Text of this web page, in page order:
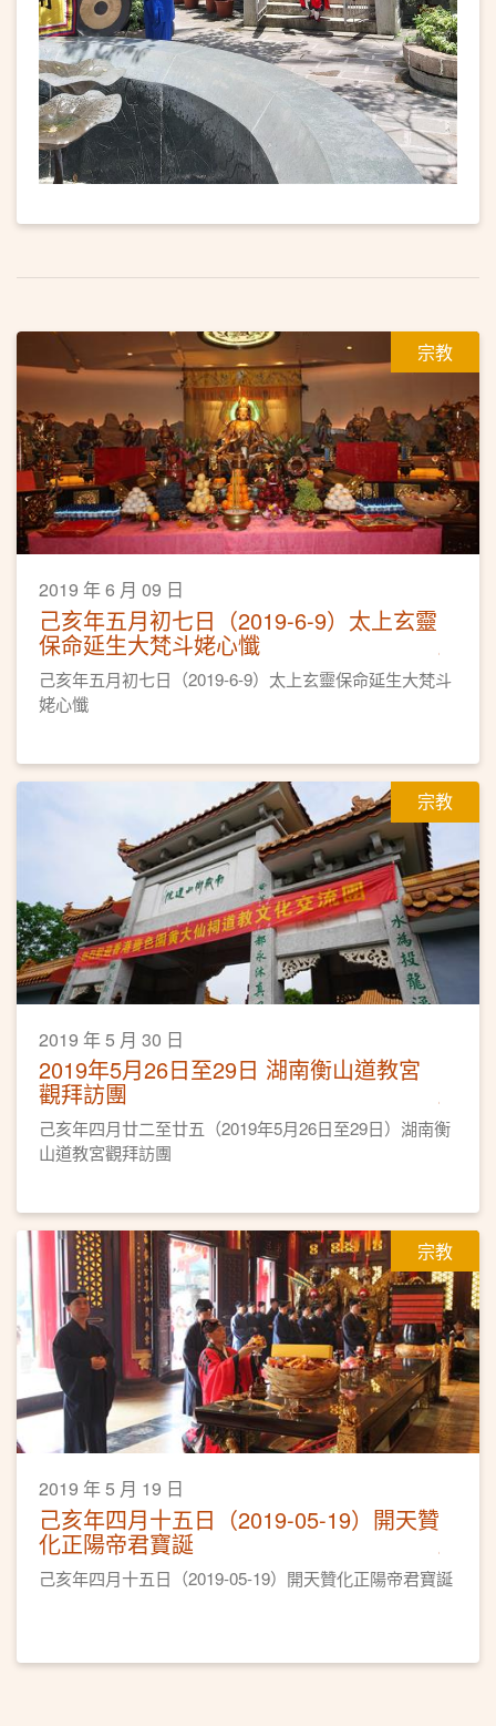
宗教
2019 年 6 月 09 日
己亥年五月初七日（2019-6-9）太上玄靈
保命延生大梵斗姥心懺
己亥年五月初七日（2019-6-9）太上玄靈保命延生大梵斗
姥心懺
宗教
2019 年 5 月 30 日
2019年5月26日至29日 湖南衡山道教宮
觀拜訪團
己亥年四月廿二至廿五（2019年5月26日至29日）湖南衡
山道教宮觀拜訪團
宗教
2019 年 5 月 19 日
己亥年四月十五日（2019-05-19）開天贊
化正陽帝君寶誕
己亥年四月十五日（2019-05-19）開天贊化正陽帝君寶誕